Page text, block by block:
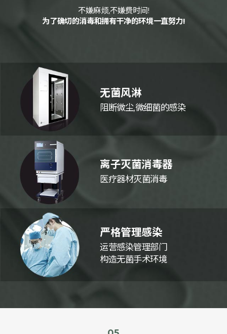
不嫌麻烦,不嫌费时间!
为了确切的消毒和拥有干净的环境一直努力!
无菌风淋
阻断微尘,微细菌的感染
离子灭菌消毒器
医疗器材灭菌消毒
严格管理感染
运营感染管理部门
构造无菌手术环境